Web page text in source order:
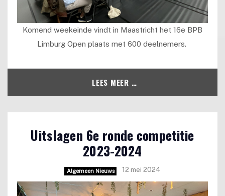
Komend weekeinde vindt in Maastricht het 16e BPB
Limburg Open plaats met 600 deelnemers.
LEES MEER …
Uitslagen 6e ronde competitie
2023-2024
Algemeen Nieuws 12 mei 2024